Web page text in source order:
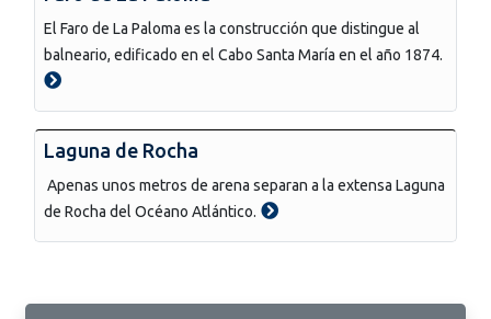
El Faro de La Paloma es la construcción que distingue al
balneario, edificado en el Cabo Santa María en el año 1874.
Laguna de Rocha
Apenas unos metros de arena separan a la extensa Laguna
de Rocha del Océano Atlántico.